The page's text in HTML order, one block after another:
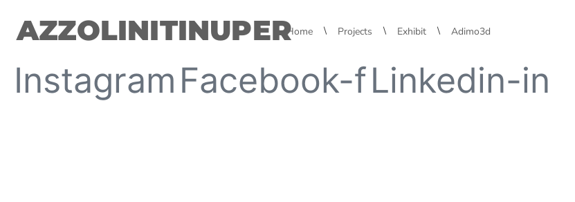
AZZOLINITINUPERHome \ Projects \ Exhibit \ Adimo3d
Instagram Facebook-fLinkedin-in